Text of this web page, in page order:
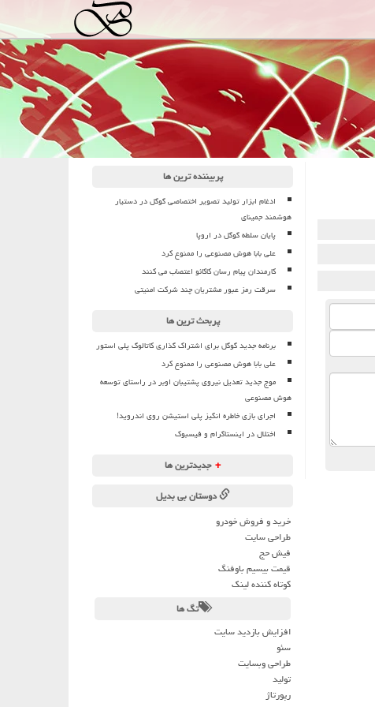
پربیننده ترین ها
ادغام ابزار تولید تصویر اختصاصی گوگل در دستیار
هوشمند جمینای
پایان سلطه گوگل در اروپا
علی بابا هوش مصنوعی را ممنوع کرد
کارمندان پیام رسان کاکائو اعتصاب می کنند
سرقت رمز عبور مشتریان چند شرکت امنیتی
پربحث ترین ها
برنامه جدید گوگل برای اشتراک گذاری کاتالوگ پلی استور
علی بابا هوش مصنوعی را ممنوع کرد
موج جدید تعدیل نیروی پشتیبان اوبر در راستای توسعه
هوش مصنوعی
اجرای بازی خاطره انگیز پلی استیشن روی اندروید!
اختلال در اینستاگرام و فیسبوک
+ جدیدترین ها
دوستان بی بدیل
خرید و فروش خودرو
طراحی سایت
فیش حج
قیمت بیسیم باوفنگ
کوتاه کننده لینک
تگ ها
افزایش بازدید سایت
سئو
طراحی وبسایت
تولید
رپورتاژ